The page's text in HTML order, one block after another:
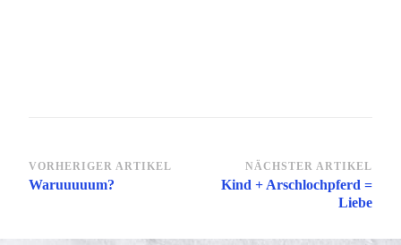
Beitragsnavigation
VORHERIGER ARTIKEL
Waruuuuum?
NÄCHSTER ARTIKEL
Kind + Arschlochpferd =
Liebe